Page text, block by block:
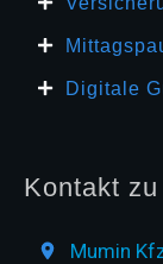
Digitale
Kontakt zu
Mumin